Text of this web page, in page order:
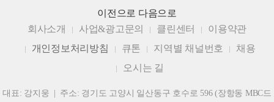
이전으로 다음으로
회사소개
사업&광고문의 클린센터
이용약관
개인정보처리방침
큐톤 지역별 채널번호
채용
오시는 길
대표: 강지웅 | 주소: 경기도 고양시 일산동구 호수로 596 (장항동 MBC드